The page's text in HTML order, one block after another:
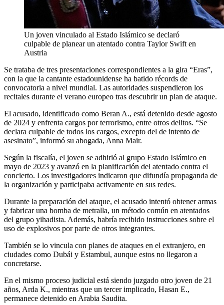
Un joven vinculado al Estado Islámico se declaró
culpable de planear un atentado contra Taylor Swift en
Austria
Se trataba de tres presentaciones correspondientes a la gira “Eras”,
con la que la cantante estadounidense ha batido récords de
convocatoria a nivel mundial. Las autoridades suspendieron los
recitales durante el verano europeo tras descubrir un plan de ataque.
El acusado, identificado como Beran A., está detenido desde agosto
de 2024 y enfrenta cargos por terrorismo, entre otros delitos. “Se
declara culpable de todos los cargos, excepto del de intento de
asesinato”, informó su abogada, Anna Mair.
Según la fiscalía, el joven se adhirió al grupo Estado Islámico en
mayo de 2023 y avanzó en la planificación del atentado contra el
concierto. Los investigadores indicaron que difundía propaganda de
la organización y participaba activamente en sus redes.
Durante la preparación del ataque, el acusado intentó obtener armas
y fabricar una bomba de metralla, un método común en atentados
del grupo yihadista. Además, habría recibido instrucciones sobre el
uso de explosivos por parte de otros integrantes.
También se lo vincula con planes de ataques en el extranjero, en
ciudades como Dubái y Estambul, aunque estos no llegaron a
concretarse.
En el mismo proceso judicial está siendo juzgado otro joven de 21
años, Arda K., mientras que un tercer implicado, Hasan E.,
permanece detenido en Arabia Saudita.